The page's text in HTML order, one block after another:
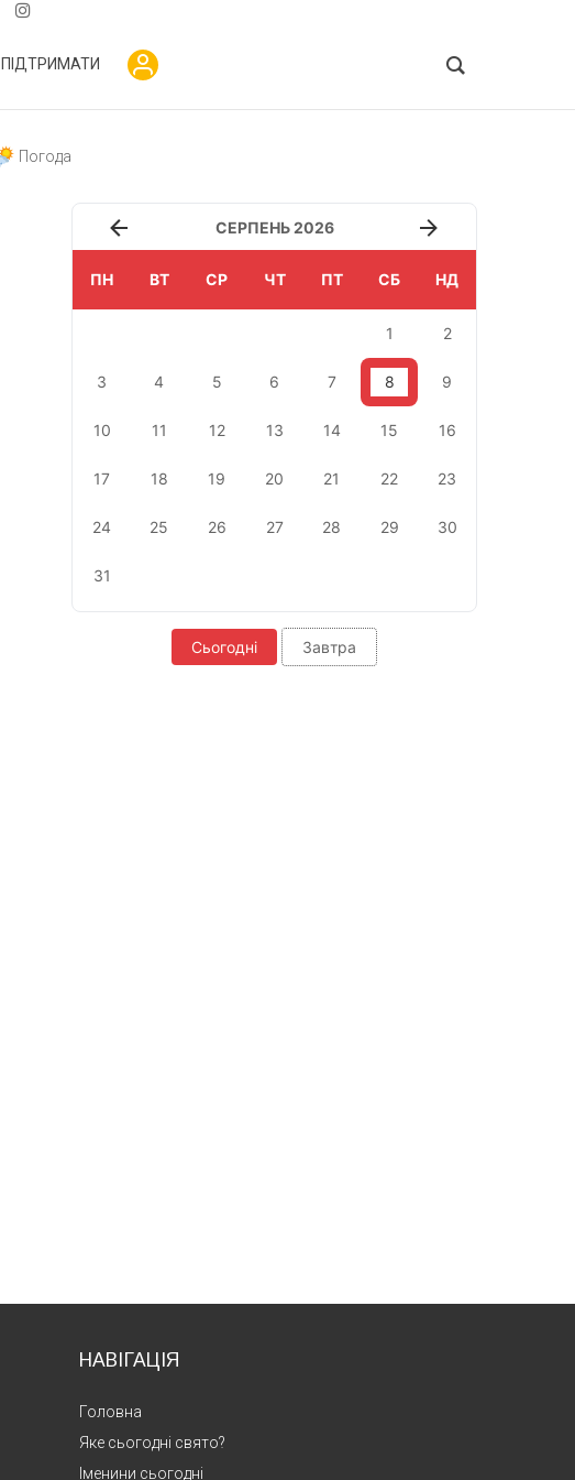
ПІДТРИМАТИ
Погода
СЕРПЕНЬ 2026
ПН ВТ СР ЧТ ПТ СБ НД
1 2
3 4 5 6 7 8 9
10 11 12 13 14 15 16
17 18 19 20 21 22 23
24 25 26 27 28 29 30
31
Сьогодні Завтра
НАВІГАЦІЯ
Головна
Яке сьогодні свято?
Іменини сьогодні